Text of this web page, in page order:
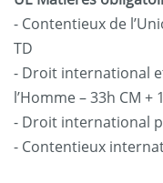
- Contentieux de
TD
- Droit international
l’Homme – 33h CM +
- Droit international
- Contentieux